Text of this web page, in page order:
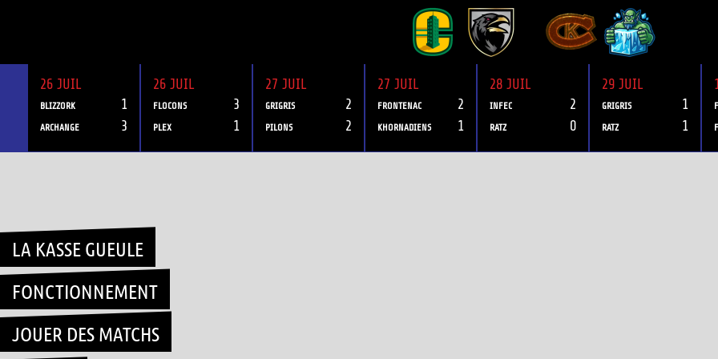
26 JUIL
BLIZZORK 1
ARCHANGE 3
26 JUIL
FLOCONS 3
PLEX 1
27 JUIL
GRIGRIS 2
PILONS 2
27 JUIL
FRONTENAC 2
KHORNADIENS 1
28 JUIL
INFEC 2
RATZ 0
29 JUIL
GRIGRIS 1
RATZ 1
LA KASSE GUEULE
FONCTIONNEMENT
JOUER DES MATCHS